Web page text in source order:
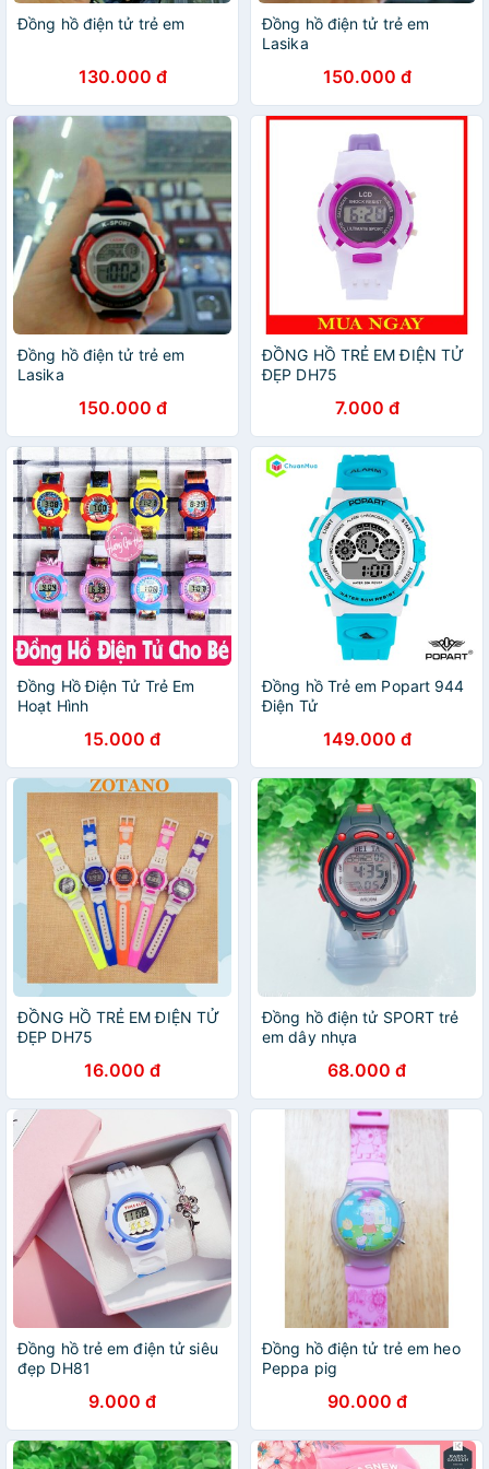
Đồng hồ điện tử trẻ em
130.000 đ
Đồng hồ điện tử trẻ em
Lasika
150.000 đ
Đồng hồ điện tử trẻ em
Lasika
150.000 đ
ĐỒNG HỒ TRẺ EM ĐIỆN TỬ
ĐẸP DH75
7.000 đ
Đồng Hồ Điện Tử Trẻ Em
Hoạt Hình
15.000 đ
Đồng hồ Trẻ em Popart 944
Điện Tử
149.000 đ
ĐỒNG HỒ TRẺ EM ĐIỆN TỬ
ĐẸP DH75
16.000 đ
Đồng hồ điện tử SPORT trẻ
em dây nhựa
68.000 đ
Đồng hồ trẻ em điện tử siêu
đẹp DH81
9.000 đ
Đồng hồ điện tử trẻ em heo
Peppa pig
90.000 đ